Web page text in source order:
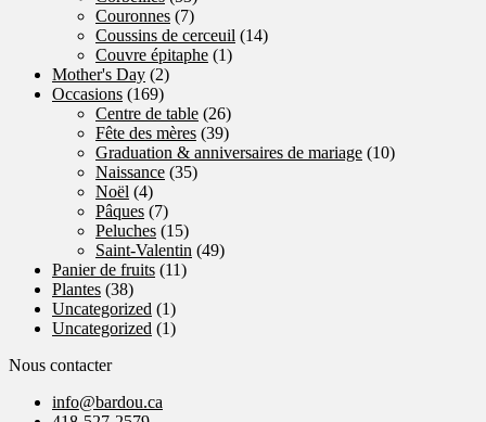
Couronnes (7)
Coussins de cerceuil (14)
Couvre épitaphe (1)
Mother's Day (2)
Occasions (169)
Centre de table (26)
Fête des mères (39)
Graduation & anniversaires de mariage (10)
Naissance (35)
Noël (4)
Pâques (7)
Peluches (15)
Saint-Valentin (49)
Panier de fruits (11)
Plantes (38)
Uncategorized (1)
Uncategorized (1)
Nous contacter
info@bardou.ca